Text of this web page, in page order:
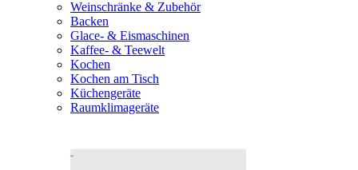
Weinschränke & Zubehör
Backen
Glace- & Eismaschinen
Kaffee- & Teewelt
Kochen
Kochen am Tisch
Küchengeräte
Raumklimageräte